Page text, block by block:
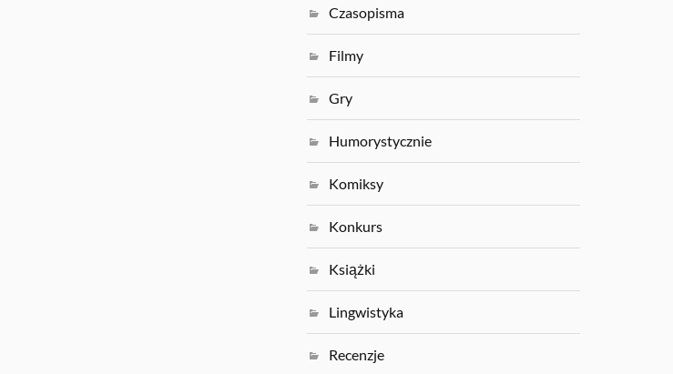
Czasopisma
Filmy
Gry
Humorystycznie
Komiksy
Konkurs
Książki
Lingwistyka
Recenzje